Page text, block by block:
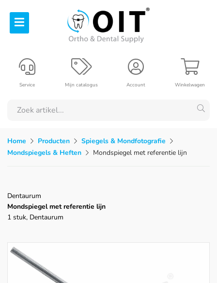
Winkelwagen
Account
Mijn catalogus
Service
Home Producten
Spiegels & Mondfotografie
Mondspiegels & Heften
Mondspiegel met referentie lijn
Dentaurum
Mondspiegel met referentie lijn
1 stuk, Dentaurum